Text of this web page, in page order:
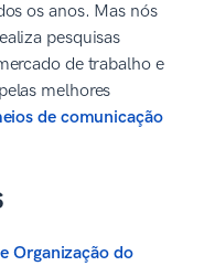
os anos. Mas nós
pesquisas
de trabalho e
melhores
de comunicação
Organização do